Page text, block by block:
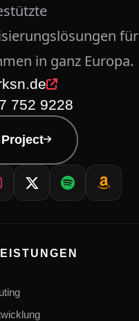
für
in ganz Europa.
752 9228